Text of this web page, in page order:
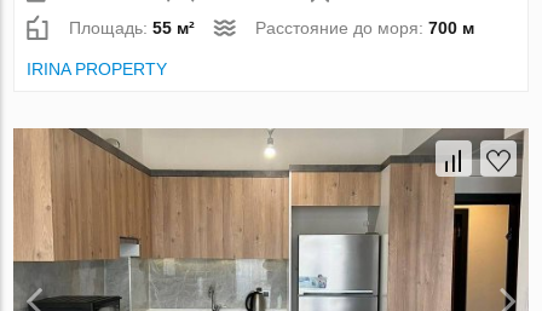
Площадь:55 м² Расстояние до моря:700 м
IRINA PROPERTY